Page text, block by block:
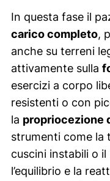
In questa fase il
carico completo,
anche su terreni
attivamente sulla
esercizi a corpo
resistenti o con
la propriocezione
strumenti come la
cuscini instabili o il
l’equilibrio e la